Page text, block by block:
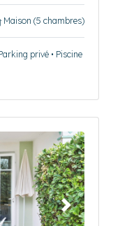
Maison (5 chambres)
privé • Piscine
Suivant